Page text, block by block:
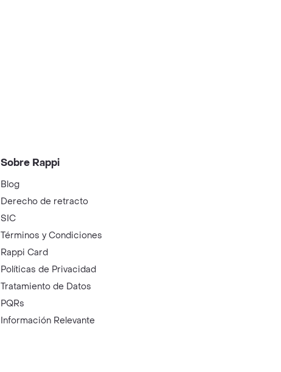
Sobre Rappi
Blog
Derecho de retracto
SIC
Términos y Condiciones
Rappi Card
Políticas de Privacidad
Tratamiento de Datos
PQRs
Información Relevante